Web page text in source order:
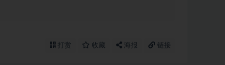
打赏 收藏 海报 链接